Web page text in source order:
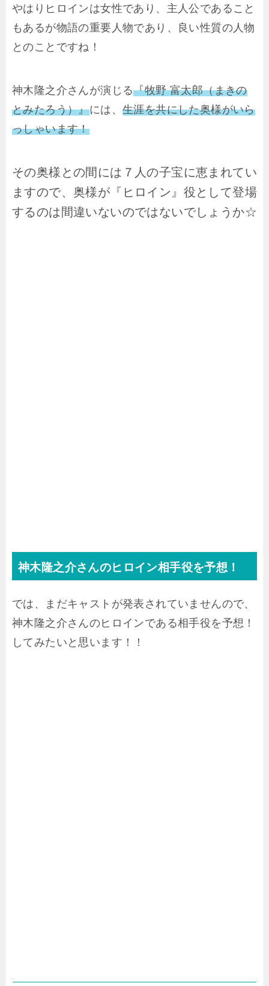
やはりヒロインは女性であり、主人公であること
もあるが物語の重要人物であり、良い性質の人物
とのことですね！
神木隆之介さんが演じる『牧野 富太郎（まきの
とみたろう）』には、生涯を共にした奥様がいら
っしゃいます！
その奥様との間には７人の子宝に恵まれてい
ますので、奥様が『ヒロイン』役として登場
するのは間違いないのではないでしょうか☆
神木隆之介さんのヒロイン相手役を予想！
では、まだキャストが発表されていませんので、
神木隆之介さんのヒロインである相手役を予想！
してみたいと思います！！